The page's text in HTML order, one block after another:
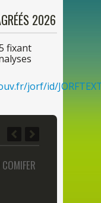
2026
fixant
jorf/id/
COMIFER